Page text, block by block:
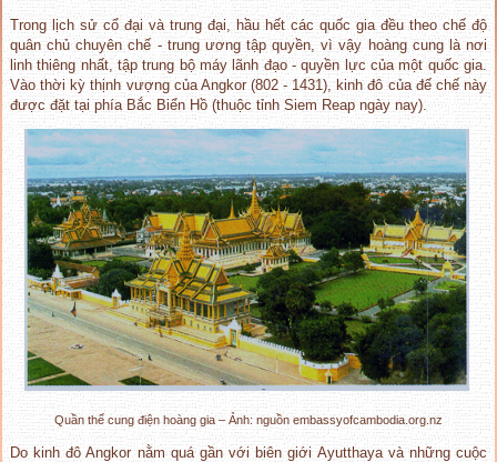
Trong lịch sử cổ đại và trung đại, hầu hết các quốc gia đều theo chế độ
quân chủ chuyên chế - trung ương tập quyền, vì vậy hoàng cung là nơi
linh thiêng nhất, tập trung bộ máy lãnh đạo - quyền lực của một quốc gia.
Vào thời kỳ thịnh vượng của Angkor (802 - 1431), kinh đô của đế chế này
được đặt tại phía Bắc Biển Hồ (thuộc tỉnh Siem Reap ngày nay).
Quần thể cung điện hoàng gia – Ảnh: nguồn embassyofcambodia.org.nz
Do kinh đô Angkor nằm quá gần với biên giới Ayutthaya và những cuộc